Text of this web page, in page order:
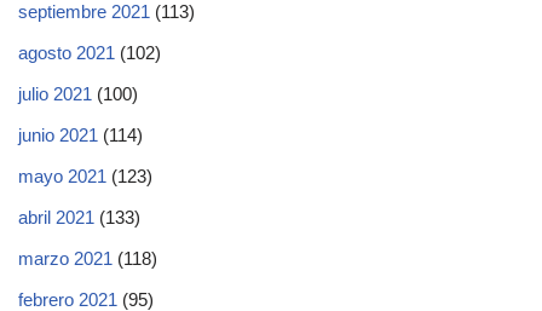
septiembre 2021 (113)
agosto 2021 (102)
julio 2021 (100)
junio 2021 (114)
mayo 2021 (123)
abril 2021 (133)
marzo 2021 (118)
febrero 2021 (95)